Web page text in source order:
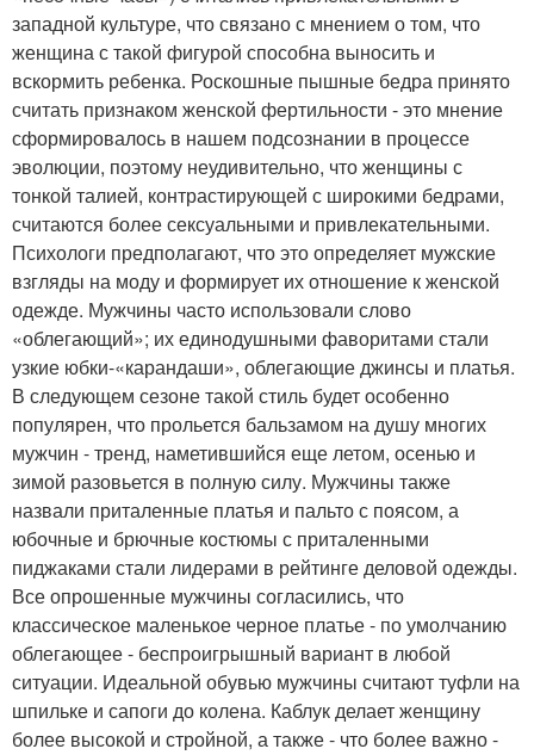
западной культуре, что связано с мнением о том, что
женщина с такой фигурой способна выносить и
вскормить ребенка. Роскошные пышные бедра принято
считать признаком женской фертильности - это мнение
сформировалось в нашем подсознании в процессе
эволюции, поэтому неудивительно, что женщины с
тонкой талией, контрастирующей с широкими бедрами,
считаются более сексуальными и привлекательными.
Психологи предполагают, что это определяет мужские
взгляды на моду и формирует их отношение к женской
одежде. Мужчины часто использовали слово
«облегающий»; их единодушными фаворитами стали
узкие юбки-«карандаши», облегающие джинсы и платья.
В следующем сезоне такой стиль будет особенно
популярен, что прольется бальзамом на душу многих
мужчин - тренд, наметившийся еще летом, осенью и
зимой разовьется в полную силу. Мужчины также
назвали приталенные платья и пальто с поясом, а
юбочные и брючные костюмы с приталенными
пиджаками стали лидерами в рейтинге деловой одежды.
Все опрошенные мужчины согласились, что
классическое маленькое черное платье - по умолчанию
облегающее - беспроигрышный вариант в любой
ситуации. Идеальной обувью мужчины считают туфли на
шпильке и сапоги до колена. Каблук делает женщину
более высокой и стройной, а также - что более важно -